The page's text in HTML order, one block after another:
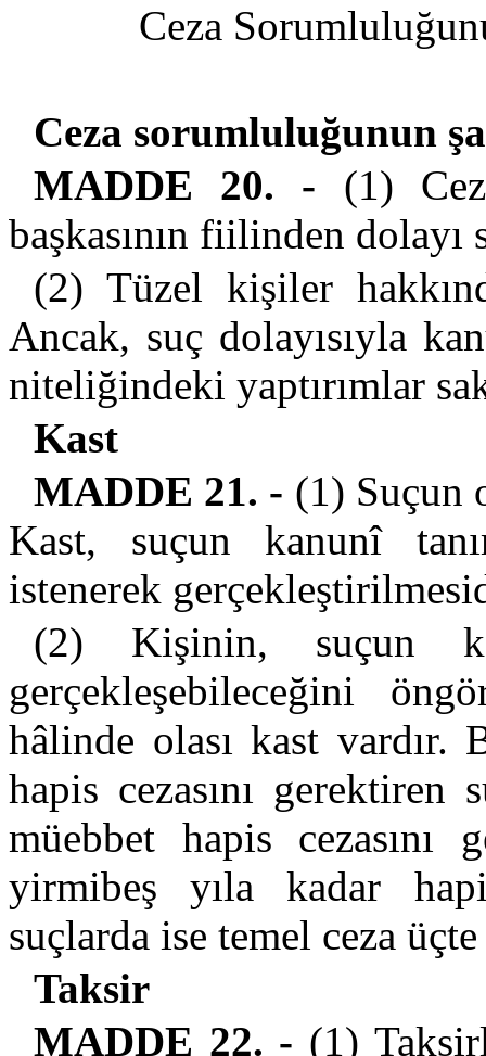
Ceza
Ceza sorumluluğunun
MADDE 20. - (1)
başkasının fiilinden
(2) Tüzel kişiler
Ancak, suç dolayısıyla
niteliğindeki yaptırımlar
Kast
MADDE 21. - (1) Suçun
Kast, suçun kanunî
istenerek
(2) Kişinin, suçun
gerçekleşebileceğini
hâlinde olası kast vardır.
hapis cezasını gerektiren
müebbet hapis cezasını
yirmibeş yıla kadar
suçlarda ise temel ceza
Taksir
MADDE 22. - (1)